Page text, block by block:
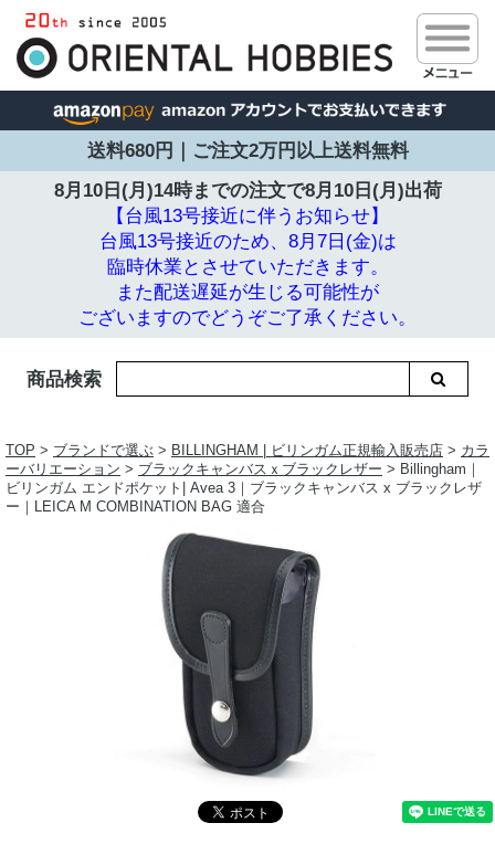
送料680円｜ご注文2万円以上送料無料
8月10日(月)14時までの注文で8月10日(月)出荷
【台風13号接近に伴うお知らせ】
台風13号接近のため、8月7日(金)は
臨時休業とさせていただきます。
また配送遅延が生じる可能性が
ございますのでどうぞご了承ください。
商品検索
TOP > ブランドで選ぶ > BILLINGHAM | ビリンガム正規輸入販売店 > カラ
ーバリエーション > ブラックキャンバスｘブラックレザー > Billingham｜
ビリンガム エンドポケット| Avea 3｜ブラックキャンバス x ブラックレザ
ー｜LEICA M COMBINATION BAG 適合